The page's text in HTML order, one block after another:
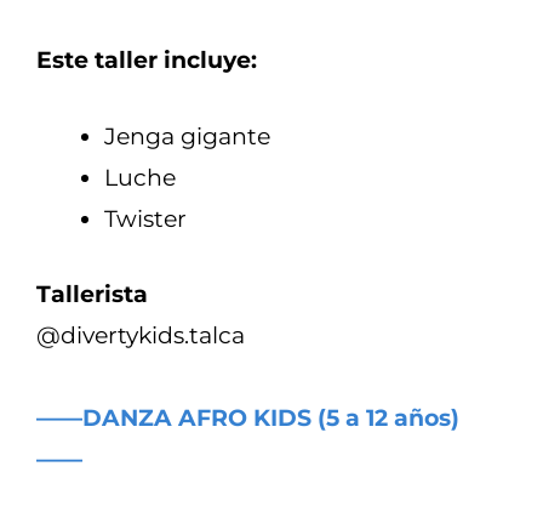
Este taller incluye:
Jenga gigante
Luche
Twister
Tallerista
@divertykids.talca
——DANZA AFRO KIDS (5 a 12 años)
——